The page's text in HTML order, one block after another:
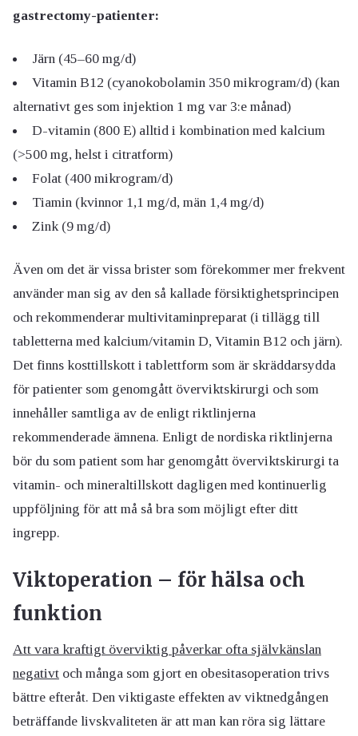
gastrectomy-patienter:
Järn (45–60 mg/d)
Vitamin B12 (cyanokobolamin 350 mikrogram/d) (kan
alternativt ges som injektion 1 mg var 3:e månad)
D-vitamin (800 E) alltid i kombination med kalcium
(>500 mg, helst i citratform)
Folat (400 mikrogram/d)
Tiamin (kvinnor 1,1 mg/d, män 1,4 mg/d)
Zink (9 mg/d)
Även om det är vissa brister som förekommer mer frekvent
använder man sig av den så kallade försiktighetsprincipen
och rekommenderar multivitaminpreparat (i tillägg till
tabletterna med kalcium/vitamin D, Vitamin B12 och järn).
Det finns kosttillskott i tablettform som är skräddarsydda
för patienter som genomgått överviktskirurgi och som
innehåller samtliga av de enligt riktlinjerna
rekommenderade ämnena. Enligt de nordiska riktlinjerna
bör du som patient som har genomgått överviktskirurgi ta
vitamin- och mineraltillskott dagligen med kontinuerlig
uppföljning för att må så bra som möjligt efter ditt
ingrepp.
Viktoperation – för hälsa och
funktion
Att vara kraftigt överviktig påverkar ofta självkänslan
negativt och många som gjort en obesitasoperation trivs
bättre efteråt. Den viktigaste effekten av viktnedgången
beträffande livskvaliteten är att man kan röra sig lättare